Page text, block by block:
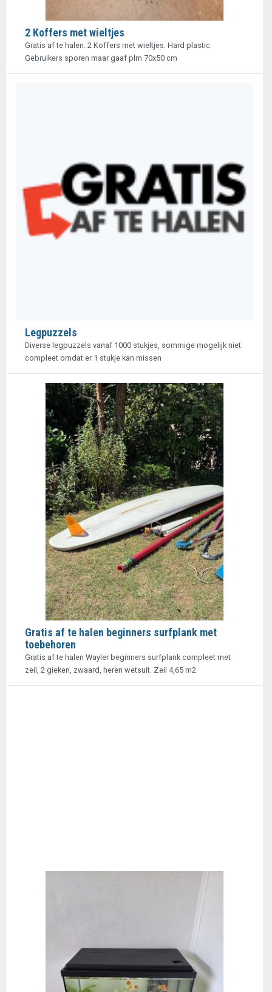
2 Koffers met wieltjes
Gratis af te halen. 2 Koffers met wieltjes. Hard plastic.
Gebruikers sporen maar gaaf plm 70x50 cm
Legpuzzels
Diverse legpuzzels vanaf 1000 stukjes, sommige mogelijk niet
compleet omdat er 1 stukje kan missen
Gratis af te halen beginners surfplank met
toebehoren
Gratis af te halen Wayler beginners surfplank compleet met
zeil, 2 gieken, zwaard, heren wetsuit. Zeil 4,65 m2